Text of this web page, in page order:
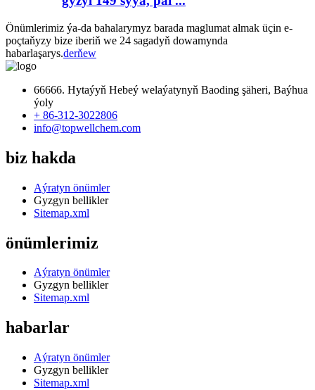
Önümlerimiz ýa-da bahalarymyz barada maglumat almak üçin e-
poçtaňyzy bize iberiň we 24 sagadyň dowamynda
habarlaşarys.derňew
66666. Hytaýyň Hebeý welaýatynyň Baoding şäheri, Baýhua
ýoly
+ 86-312-3022806
info@topwellchem.com
biz hakda
Aýratyn önümler
Gyzgyn bellikler
Sitemap.xml
önümlerimiz
Aýratyn önümler
Gyzgyn bellikler
Sitemap.xml
habarlar
Aýratyn önümler
Gyzgyn bellikler
Sitemap.xml